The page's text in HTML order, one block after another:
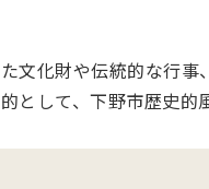
文化財や伝統的な行
として、下野市歴史的